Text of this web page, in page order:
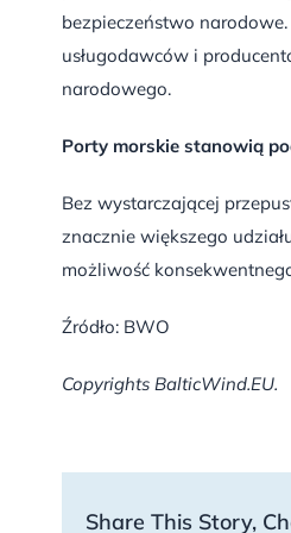
bezpieczeństwo
usługodawców i
narodowego.
Porty morskie stanowią
Bez wystarczającej
znacznie większego
możliwość
Źródło: BWO
Copyrights BalticWind.EU.
Share This Story,